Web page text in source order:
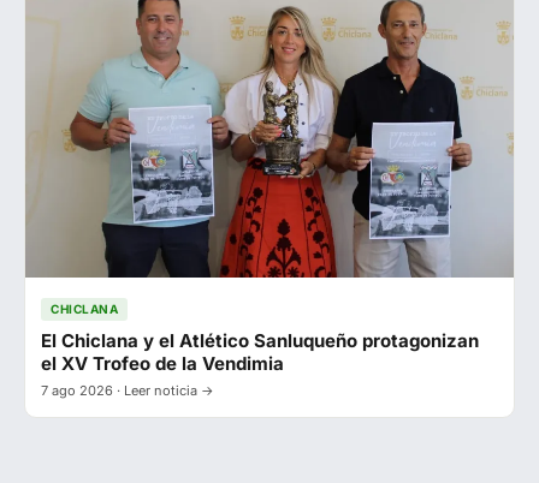
CHICLANA
El Chiclana y el Atlético Sanluqueño protagonizan
el XV Trofeo de la Vendimia
7 ago 2026 · Leer noticia →